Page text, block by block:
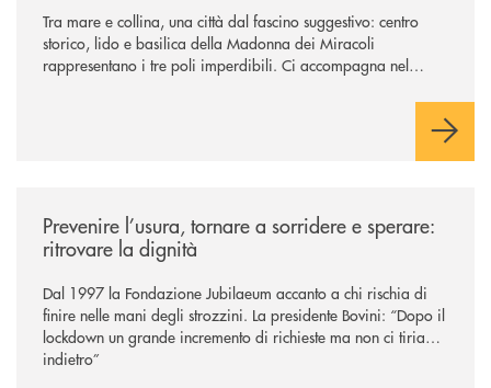
Tra mare e collina, una città dal fascino suggestivo: centro
storico, lido e basilica della Madonna dei Miracoli
rappresentano i tre poli imperdibili. Ci accompagna nel
Prevenire l’usura, tornare a sorridere e sperare:
ritrovare la dignità
Dal 1997 la Fondazione Jubilaeum accanto a chi rischia di
finire nelle mani degli strozzini. La presidente Bovini: “Dopo il
lockdown un grande incremento di richieste ma non ci tiriamo
indietro”